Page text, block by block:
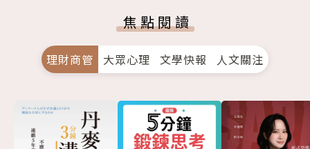
焦點閱讀
理財商管 大眾心理 文學快報 人文關注